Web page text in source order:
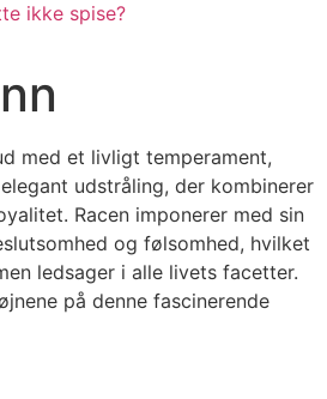
ikke spise?
med et livligt temperament,
udstråling, der kombinerer
Racen imponerer med sin
og følsomhed, hvilket
ledsager i alle livets facetter.
på denne fascinerende